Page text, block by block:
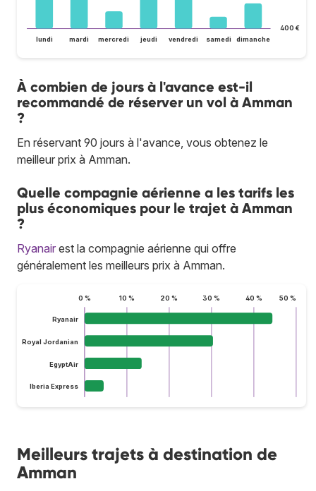
400 €
lundi mardi mercredi jeudi vendredi samedi dimanche
À combien de jours à l'avance est-il
recommandé de réserver un vol à Amman
?
En réservant 90 jours à l'avance, vous obtenez le
meilleur prix à Amman.
Quelle compagnie aérienne a les tarifs les
plus économiques pour le trajet à Amman
?
Ryanair est la compagnie aérienne qui offre
généralement les meilleurs prix à Amman.
0 % 10 % 20 % 30 % 40 % 50 %
Ryanair
Royal Jordanian
EgyptAir
Iberia Express
Meilleurs trajets à destination de
Amman